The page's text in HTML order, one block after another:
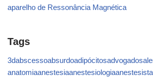
aparelho de Ressonância Magnética
Tags
3dabscessoabsurdoadipócitosadvogados
anatomiaanestesiaanestesiologiaanestesista